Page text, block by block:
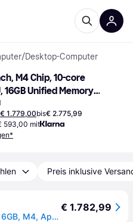
/Desktop-Computer
M4 Chip, 10-core
16GB Unified Memory,
Standard Glass Pink
€ 1.779,00bis€ 2.775,99
593,00 mit
Preis inklusive
Apple iMac 2024 (256GB, 16GB, M4, Apple M4 10-Core), PC, Pink
€ 1.782,99